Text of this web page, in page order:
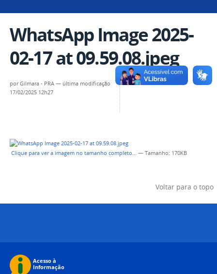
WhatsApp Image 2025-
02-17 at 09.59.08.jpeg
porGilmara - PRA — última modificação
17/02/2025 12h27
Clique para ver a imagem no tamanho completo… — Tamanho: 170KB
Voltar para o topo